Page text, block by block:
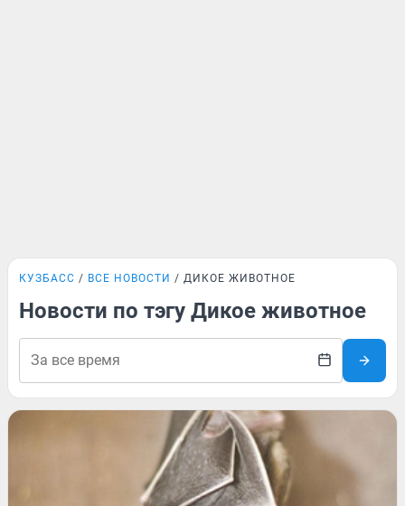
КУЗБАСС ВСЕ НОВОСТИ ДИКОЕ ЖИВОТНОЕ
Новости по тэгу Дикое животное